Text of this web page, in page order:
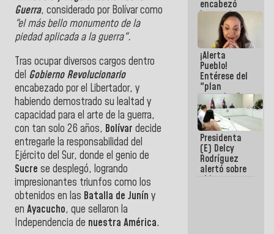
Guerra, considerado por Bolívar como
"el más bello monumento de la
piedad aplicada a la guerra".
Tras ocupar diversos cargos dentro
del Gobierno Revolucionario
encabezado por el Libertador, y
habiendo demostrado su lealtad y
capacidad para el arte de la guerra,
con tan solo 26 años, Bolívar decide
entregarle la responsabilidad del
Ejército del Sur, donde el genio de
Sucre se desplegó, logrando
impresionantes triunfos como los
obtenidos en las Batalla de Junín y
en Ayacucho, que sellaron la
Independencia de nuestra América.
encabezó
lanzamiento
del Plan
Nacional de
Recreación
Vacacional
¡Alerta
Pueblo!
Entérese del
"plan
enjambre"
de La Sayo
para
sabotear el
diálogo y
promover el
caos
Presidenta
(E) Delcy
Rodríguez
alertó sobre
el impacto